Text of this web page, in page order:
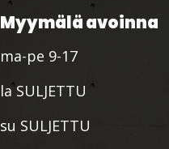
Myymälä avoinna
ma-pe 9-17
la SULJETTU
su SULJETTU